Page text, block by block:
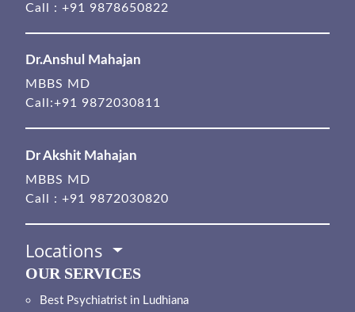
Call : +91 9878650822
Dr.Anshul Mahajan
MBBS MD
Call:+91 9872030811
Dr Akshit Mahajan
MBBS MD
Call : +91 9872030820
Locations
OUR SERVICES
Best Psychiatrist in Ludhiana